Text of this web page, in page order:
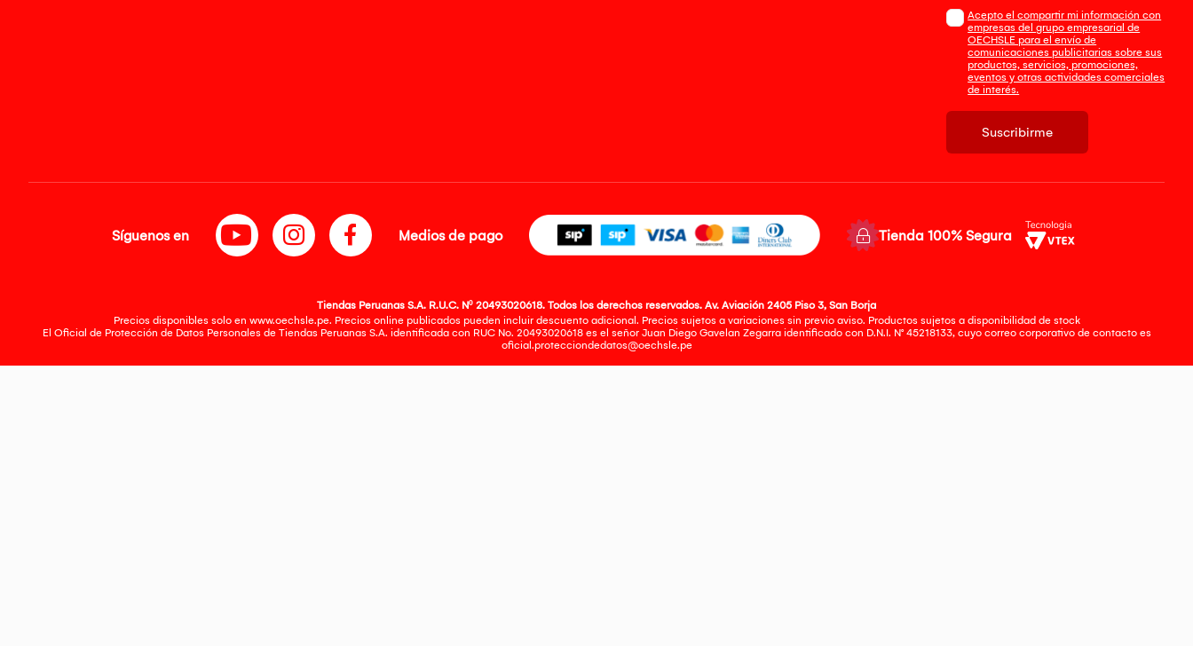
Acepto el compartir mi información con
empresas del grupo empresarial de
OECHSLE para el envío de
comunicaciones publicitarias sobre sus
productos, servicios, promociones,
eventos y otras actividades comerciales
de interés.
Suscribirme
Síguenos en Medios de pago Tienda 100% Segura
Tiendas Peruanas S.A. R.U.C. Nº 20493020618. Todos los derechos reservados. Av. Aviación 2405 Piso 3, San Borja
Precios disponibles solo en www.oechsle.pe. Precios online publicados pueden incluir descuento adicional. Precios sujetos a variaciones sin previo aviso. Productos sujetos a disponibilidad de stock
El Oficial de Protección de Datos Personales de Tiendas Peruanas S.A. identificada con RUC No. 20493020618 es el señor Juan Diego Gavelan Zegarra identificado con D.N.I. N° 45218133, cuyo correo corporativo de contacto es
oficial.protecciondedatos@oechsle.pe